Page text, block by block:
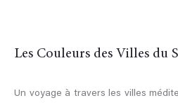
Les Couleurs des Villes du
Un voyage à travers les villes